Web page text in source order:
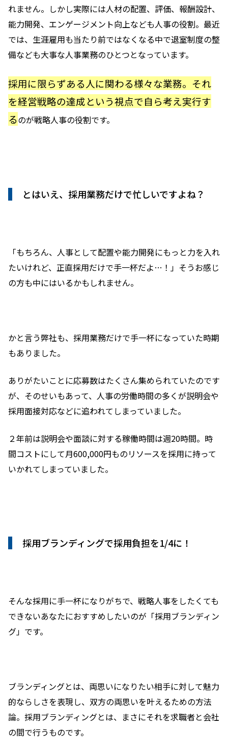
れません。しかし実際には人材の配置、評価、報酬設計、
能力開発、エンゲージメント向上なども人事の役割。最近
では、生涯雇用も当たり前ではなくなる中で退室制度の整
備なども大事な人事業務のひとつとなっています。
採用に限らずある人に関わる様々な業務。それ
を経営戦略の達成という視点で自ら考え実行す
るのが戦略人事の役割です。
とはいえ、採用業務だけで忙しいですよね？
「もちろん、人事として配置や能力開発にもっと力を入れ
たいけれど、正直採用だけで手一杯だよ…！」そうお感じ
の方も中にはいるかもしれません。
かと言う弊社も、採用業務だけで手一杯になっていた時期
もありました。
ありがたいことに応募数はたくさん集められていたのです
が、そのせいもあって、人事の労働時間の多くが説明会や
採用面接対応などに追われてしまっていました。
２年前は説明会や面談に対する稼働時間は週20時間。時
間コストにして月600,000円ものリソースを採用に持って
いかれてしまっていました。
採用ブランディングで採用負担を1/4に！
そんな採用に手一杯になりがちで、戦略人事をしたくても
できないあなたにおすすめしたいのが「採用ブランディン
グ」です。
ブランディングとは、両思いになりたい相手に対して魅力
的ならしさを表現し、双方の両思いを叶えるための方法
論。採用ブランディングとは、まさにそれを求職者と会社
の間で行うものです。